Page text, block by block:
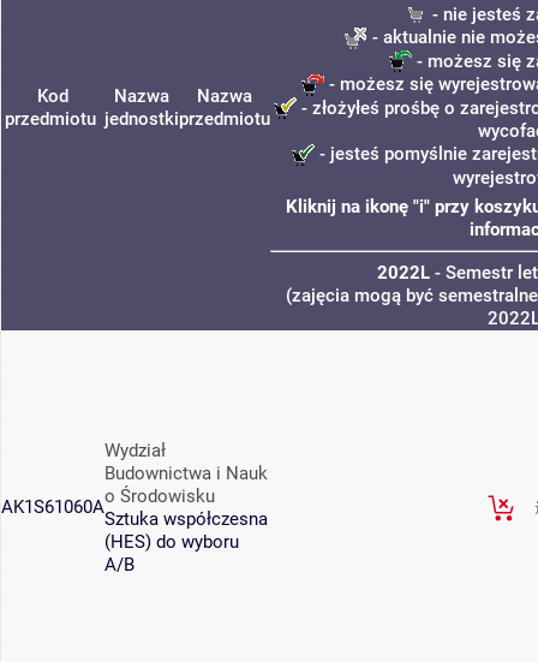
Kod
przedmiotu
Nazwa
jednostki
Nazwa
przedmiotu
- nie jesteś
- aktualnie nie
- możesz się
- możesz się
- złożyłeś prośbę o
- jesteś pomyślnie
Kliknij na ikonę "i" przy
2022L - Semestr
(zajęcia mogą być
AK1S61060A
Wydział
Budownictwa i Nauk
o Środowisku
Sztuka współczesna
(HES) do wyboru
A/B